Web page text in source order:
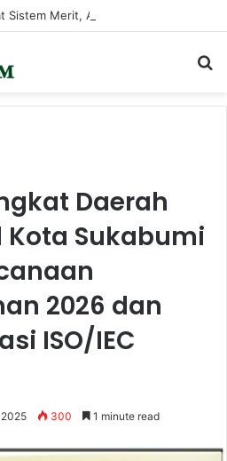
Daerah
Kota Sukabumi
2026 dan
ISO/IEC
300 1 minute read